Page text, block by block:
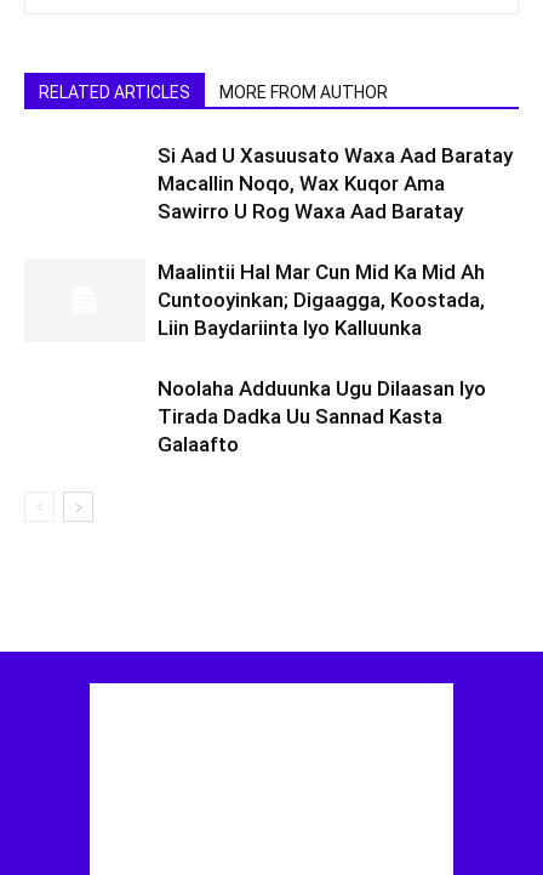
RELATED ARTICLES MORE FROM AUTHOR
Si Aad U Xasuusato Waxa Aad Baratay
Macallin Noqo, Wax Kuqor Ama
Sawirro U Rog Waxa Aad Baratay
Maalintii Hal Mar Cun Mid Ka Mid Ah
Cuntooyinkan; Digaagga, Koostada,
Liin Baydariinta Iyo Kalluunka
Noolaha Adduunka Ugu Dilaasan Iyo
Tirada Dadka Uu Sannad Kasta
Galaafto